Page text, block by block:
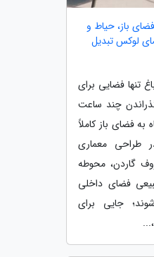
باز، حیاط و
لوکس تبدیل
تنها فضایی برای
چند ساعت
به فضای باز کاملاً
طراحی معماری
گاردن، محوطه
فضای داخلی
جایی برای